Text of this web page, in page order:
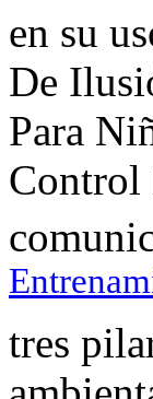
en su
De
Para
Control
tres